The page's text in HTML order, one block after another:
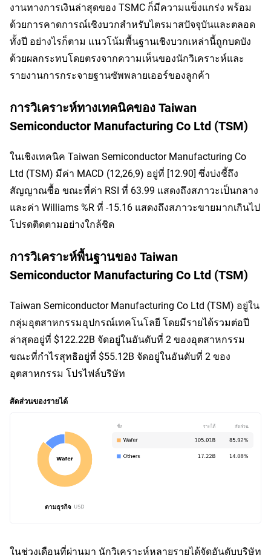
งานทางการเงินล่าสุดของ TSMC ก็มีความแข็งแกร่ง พร้อม
ด้วยการคาดการณ์เชิงบวกสำหรับไตรมาสปัจจุบันและตลอด
ทั้งปี อย่างไรก็ตาม แนวโน้มพื้นฐานเชิงบวกเหล่านี้ถูกบดบัง
ด้วยผลกระทบโดยตรงจากความเห็นของนักวิเคราะห์และ
รายงานการกระจายฐานซัพพลายเออร์ของลูกค้า
การวิเคราะห์ทางเทคนิคของ Taiwan
Semiconductor Manufacturing Co Ltd (TSM)
ในเชิงเทคนิค Taiwan Semiconductor Manufacturing Co
Ltd (TSM) มีค่า MACD (12,26,9) อยู่ที่ [12.90] ซึ่งบ่งชี้ถึง
สัญญาณซื้อ ขณะที่ค่า RSI ที่ 63.99 แสดงถึงสภาวะเป็นกลาง
และค่า Williams %R ที่ -15.16 แสดงถึงสภาวะขายมากเกินไป
โปรดติดตามอย่างใกล้ชิด
การวิเคราะห์พื้นฐานของ Taiwan
Semiconductor Manufacturing Co Ltd (TSM)
Taiwan Semiconductor Manufacturing Co Ltd (TSM) อยู่ใน
กลุ่มอุตสาหกรรมอุปกรณ์เทคโนโลยี โดยมีรายได้รวมต่อปี
ล่าสุดอยู่ที่ $122.22B จัดอยู่ในอันดับที่ 2 ของอุตสาหกรรม
ขณะที่กำไรสุทธิอยู่ที่ $55.12B จัดอยู่ในอันดับที่ 2 ของ
อุตสาหกรรม โปรไฟล์บริษัท
ในช่วงเดือนที่ผ่านมา นักวิเคราะห์หลายรายได้จัดอันดับบริษัท